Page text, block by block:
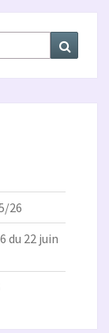
26
du 22 juin